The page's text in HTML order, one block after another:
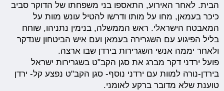
הבית. לאחר האירוע, התאספו בני משפחתו של הדוקר סביב
כיכר בעמאן, מחו על מותו ודרשו להטיל עונש מוות על
המאבטח הישראלי. ראש הממשלה, בנימין נתניהו, שוחח
בליל הפיגוע עם השגרירה בעמאן ועם איש הביטחון שנדקר
ולאחר יממה אנשי השגרירות בירדן שבו ארצה.
פועל ירדני דקר מברג את סגן הקב"ט בשגרירות ישראל
בירדן-נורה למוות עם ירדני נוסף- סגן הקב"ט נפצע קל- ירדן
טוענת שלא מדובר ברקע לאומני.